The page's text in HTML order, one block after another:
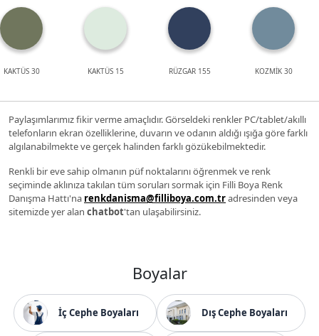
KAKTÜS 30 KAKTÜS 15 RÜZGAR 155 KOZMİK 30
Paylaşımlarımız fikir verme amaçlıdır. Görseldeki renkler PC/tablet/akıllı
telefonların ekran özelliklerine, duvarın ve odanın aldığı ışığa göre farklı
algılanabilmekte ve gerçek halinden farklı gözükebilmektedir.
Renkli bir eve sahip olmanın püf noktalarını öğrenmek ve renk
seçiminde aklınıza takılan tüm soruları sormak için Filli Boya Renk
Danışma Hattı'na renkdanisma@filliboya.com.tradresinden veya
sitemizde yer alan chatbot'tan ulaşabilirsiniz.
Boyalar
İç Cephe Boyaları Dış Cephe Boyaları